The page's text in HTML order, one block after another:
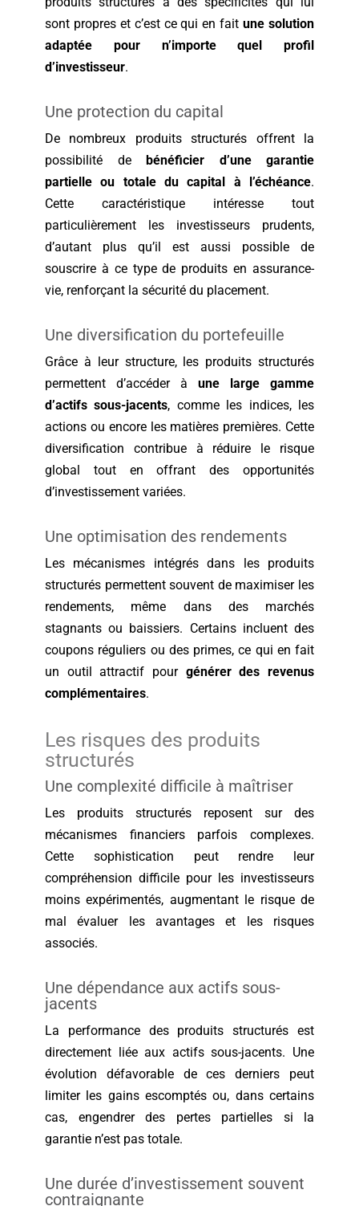
sont propres et c’est ce qui en faitune solution
adaptée pour n’importe quel profil
d’investisseur.
Une protection du capital
De nombreux produits structurés offrent la
possibilité de bénéficier d’une garantie
partielle ou totale du capital à l’échéance.
Cette caractéristique intéresse tout
particulièrement les investisseurs prudents,
d’autant plus qu’il est aussi possible de
souscrire à ce type de produits en assurance-
vie, renforçant la sécurité du placement.
Une diversification du portefeuille
Grâce à leur structure, les produits structurés
permettent d’accéder à une large gamme
d’actifs sous-jacents, comme les indices, les
actions ou encore les matières premières. Cette
diversification contribue à réduire le risque
global tout en offrant des opportunités
d’investissement variées.
Une optimisation des rendements
Les mécanismes intégrés dans les produits
structurés permettent souvent de maximiser les
rendements, même dans des marchés
stagnants ou baissiers. Certains incluent des
coupons réguliers ou des primes, ce qui en fait
un outil attractif pour générer des revenus
complémentaires.
Les risques des produits
structurés
Une complexité difficile à maîtriser
Les produits structurés reposent sur des
mécanismes financiers parfois complexes.
Cette sophistication peut rendre leur
compréhension difficile pour les investisseurs
moins expérimentés, augmentant le risque de
mal évaluer les avantages et les risques
associés.
Une dépendance aux actifs sous-
jacents
La performance des produits structurés est
directement liée aux actifs sous-jacents. Une
évolution défavorable de ces derniers peut
limiter les gains escomptés ou, dans certains
cas, engendrer des pertes partielles si la
garantie n’est pas totale.
Une durée d’investissement souvent
contraignante